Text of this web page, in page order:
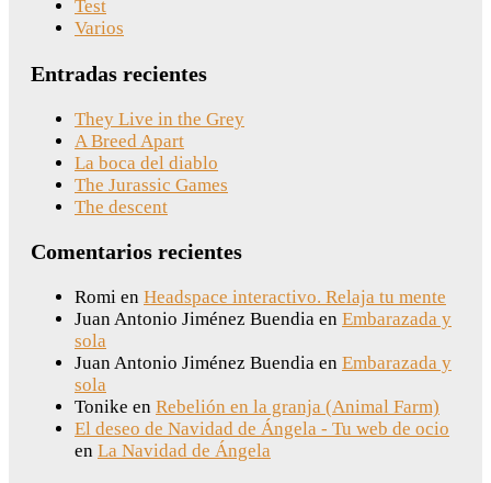
Test
Varios
Entradas recientes
They Live in the Grey
A Breed Apart
La boca del diablo
The Jurassic Games
The descent
Comentarios recientes
Romi en Headspace interactivo. Relaja tu mente
Juan Antonio Jiménez Buendia en Embarazada y
sola
Juan Antonio Jiménez Buendia en Embarazada y
sola
Tonike en Rebelión en la granja (Animal Farm)
El deseo de Navidad de Ángela - Tu web de ocio
en La Navidad de Ángela